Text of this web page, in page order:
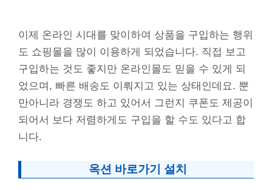
이제 온라인 시대를 맞이하여 상품을 구입하는 행위
도 쇼핑몰을 많이 이용하게 되었습니다. 직접 보고
구입하는 것도 좋지만 온라인몰도 믿을 수 있게 되
었으며, 빠른 배송도 이뤄지고 있는 상태인데요. 뿐
만아니라 경쟁도 하고 있어서 그런지 쿠폰도 제공이
되어서 보다 저렴하게도 구입을 할 수도 있다고 합
니다.
옥션 바로가기 설치